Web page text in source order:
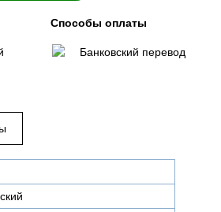
Способы оплаты
Банковский перевод